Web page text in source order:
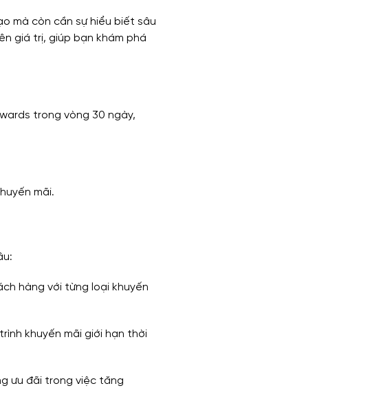
mà còn cần sự hiểu biết sâu
giá trị, giúp bạn khám phá
trong vòng 30 ngày,
mãi.
hàng với từng loại khuyến
khuyến mãi giới hạn thời
ưu đãi trong việc tăng